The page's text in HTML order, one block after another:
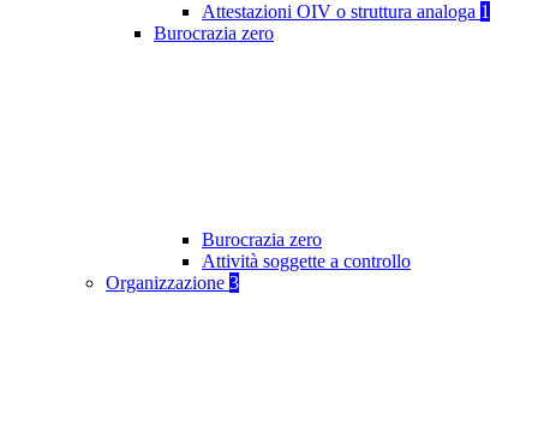
Attestazioni OIV o struttura analoga 1
Burocrazia zero
Burocrazia zero
Attività soggette a controllo
Organizzazione 3